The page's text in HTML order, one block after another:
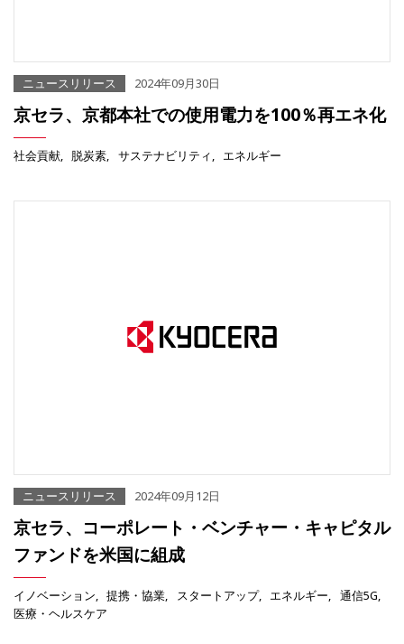
ニュースリリース 2024年09月30日
京セラ、京都本社での使用電力を100％再エネ化
社会貢献 脱炭素 サステナビリティ エネルギー
ニュースリリース 2024年09月12日
京セラ、コーポレート・ベンチャー・キャピタル
ファンドを米国に組成
イノベーション 提携・協業 スタートアップ エネルギー
通信5G
医療・ヘルスケア